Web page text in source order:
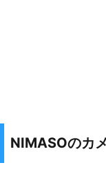
NIMASOのカ